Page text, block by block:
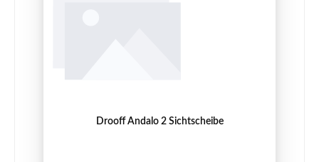
Drooff Andalo 2 Sichtscheibe